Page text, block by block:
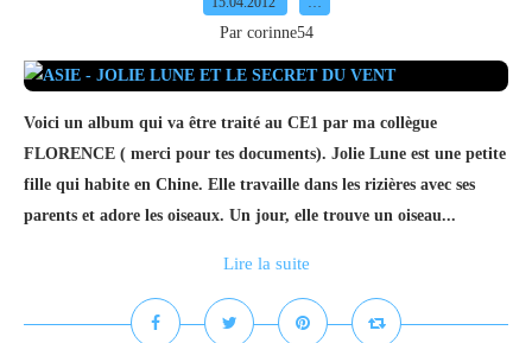
Par corinne54
Voici un album qui va être traité au CE1 par ma collègue
FLORENCE ( merci pour tes documents). Jolie Lune est une petite
fille qui habite en Chine. Elle travaille dans les rizières avec ses
parents et adore les oiseaux. Un jour, elle trouve un oiseau...
Lire la suite